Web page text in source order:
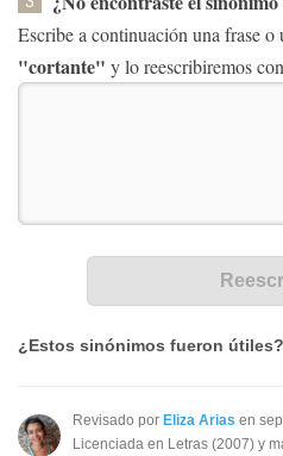
Escribe a continuación una frase o
"cortante" y lo reescribiremos
¿Estos sinónimos fueron útiles?
Existen sinónimos incorrectos
Revisado por Eliza Arias en
Licenciada en Letras (2007) y